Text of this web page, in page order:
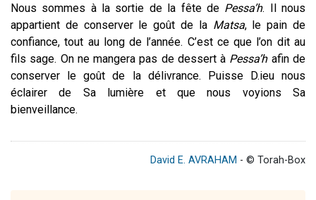
Nous sommes à la sortie de la fête de Pessa’h. Il nous
appartient de conserver le goût de la Matsa, le pain de
confiance, tout au long de l’année. C’est ce que l’on dit au
fils sage. On ne mangera pas de dessert à Pessa’hafin de
conserver le goût de la délivrance. Puisse D.ieu nous
éclairer de Sa lumière et que nous voyions Sa
bienveillance.
David E. AVRAHAM - © Torah-Box